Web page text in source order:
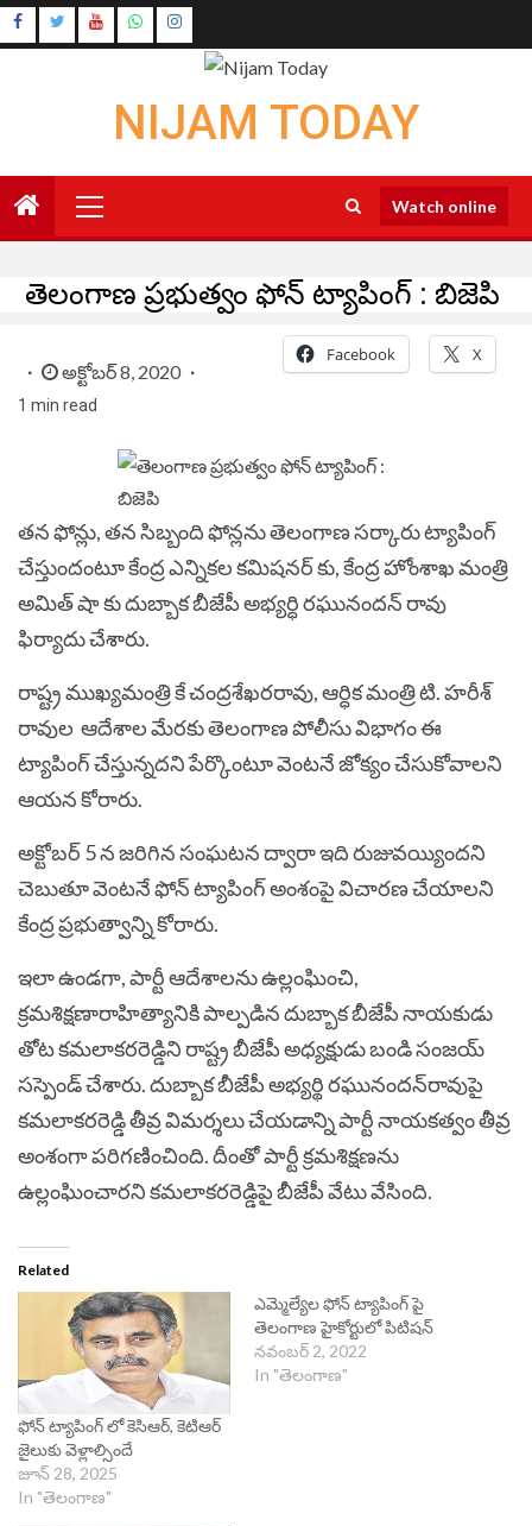
Skip
to
Instagram
NIJAM TODAY
Menu
Watch online
తెలంగాణ ప్రభుత్వం ఫోన్ ట్యాపింగ్ : బిజెపి
అక్టోబర్ 8, 2020
1 min read
Facebook X
త‌న ఫోన్లు, త‌న సిబ్బంది ఫోన్ల‌ను తెలంగాణ స‌ర్కారు ట్యాపింగ్
చేస్తుందంటూ కేంద్ర ఎన్నిక‌ల క‌మిష‌న‌ర్ కు, కేంద్ర హోంశాఖ మంత్రి
అమిత్ షా కు దుబ్బాక బీజేపీ అభ్య‌ర్ధి రఘునంద‌న్ రావు
ఫిర్యాదు చేశారు.
రాష్ట్ర ముఖ్యమంత్రి కే చంద్రశేఖరరావు, ఆర్ధిక మంత్రి టి. హరీశ్
రావుల ఆదేశాల మేర‌కు తెలంగాణ పోలీసు విభాగం ఈ
ట్యాపింగ్ చేస్తున్న‌ద‌ని పేర్కొంటూ వెంట‌నే జోక్యం చేసుకోవాల‌ని
ఆయ‌న కోరారు.
అక్టోబ‌ర్ 5 న జ‌రిగిన‌ సంఘ‌ట‌న ద్వారా ఇది రుజువ‌య్యింద‌ని
చెబుతూ వెంట‌నే ఫోన్ ట్యాపింగ్ అంశంపై విచార‌ణ చేయాల‌ని
కేంద్ర ప్ర‌భుత్వాన్ని కోరారు.
ఇలా ఉండగా,పార్టీ ఆదేశాలను ఉల్లంఘించి,
క్రమశిక్షణారాహిత్యానికి పాల్పడిన దుబ్బాక బీజేపీ నాయకుడు
తోట కమలాకరరెడ్డిని రాష్ట్ర బీజేపీ అధ్యక్షుడు బండి సంజయ్
సస్పెండ్ చేశారు. దుబ్బాక బీజేపీ అభ్యర్థి రఘునందన్‌రావుపై
కమలాకరరెడ్డి తీవ్ర విమర్శలు చేయడాన్ని పార్టీ నాయకత్వం తీవ్ర
అంశంగా పరిగణించింది.దీంతో పార్టీ క్రమశిక్షణను
ఉల్లంఘించారని కమలాకరరెడ్డిపై బీజేపీ వేటు వేసింది.
Related
ఫోన్ ట్యాపింగ్ లో కెసిఆర్, కెటిఆర్
జైలుకు వెళ్లాల్సిందే
జూన్ 28, 2025
In "తెలంగాణ"
ఎమ్మెల్యేల ఫోన్ ట్యాపింగ్ పై
తెలంగాణ హైకోర్టులో పిటిషన్
నవంబర్ 2, 2022
In "తెలంగాణ"